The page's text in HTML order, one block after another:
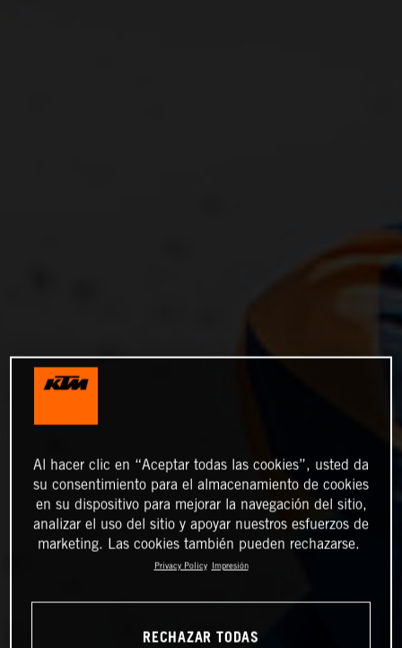
Al hacer clic en “Aceptar todas las cookies”, usted da
su consentimiento para el almacenamiento de cookies
en su dispositivo para mejorar la navegación del sitio,
analizar el uso del sitio y apoyar nuestros esfuerzos de
marketing. Las cookies también pueden rechazarse.
Privacy Policy Impresión
RECHAZAR TODAS